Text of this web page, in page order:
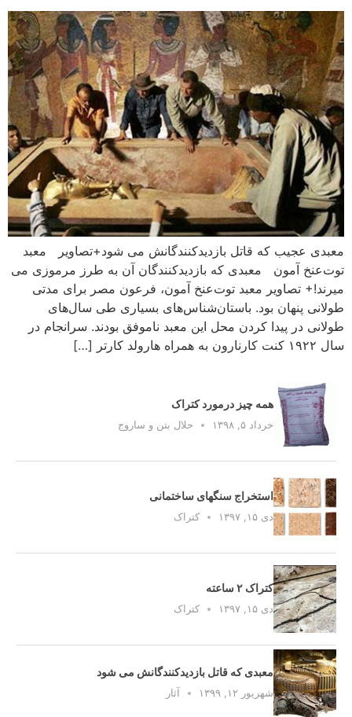
معبدی عجیب که قاتل بازدیدکنندگانش می شود+تصاویر معبد
توت‌عنخ آمون معبدی که بازدیدکنندگان آن به طرز مرموزی می
میرند!+ تصاویر معبد توت‌عنخ آمون، فرعون مصر برای مدتی
طولانی پنهان بود. باستان‌شناس‌های بسیاری طی سال‌های
طولانی در پیدا کردن محل این معبد ناموفق بودند. سرانجام در
سال ۱۹۲۲ کنت کارنارون به همراه هارولد کارتر […]
همه چیز درمورد کتراک
خرداد ۵, ۱۳۹۸ حلال بتن و ساروج
استخراج سنگهای ساختمانی
دی ۱۵, ۱۳۹۷ کتراک
کتراک ۲ ساعته
دی ۱۵, ۱۳۹۷ کتراک
معبدی که قاتل بازدیدکنندگانش می شود
شهریور ۱۲, ۱۳۹۹ آثار